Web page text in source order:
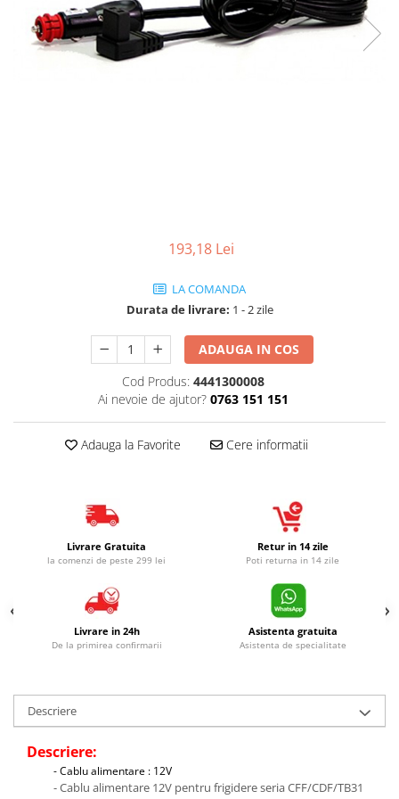
193,18 Lei
LA COMANDA
Durata de livrare: 1 - 2 zile
ADAUGA IN COS
Cod Produs: 4441300008
Ai nevoie de ajutor? 0763 151 151
Adauga la Favorite Cere informatii
Livrare Gratuita
la comenzi de peste 299 lei
Retur in 14 zile
Poti returna in 14 zile
Livrare in 24h
De la primirea confirmarii
Asistenta gratuita
Asistenta de specialitate
Descriere
Descriere:
- Cablu alimentare : 12V
- Cablu alimentare 12V pentru frigidere seria CFF/CDF/TB31